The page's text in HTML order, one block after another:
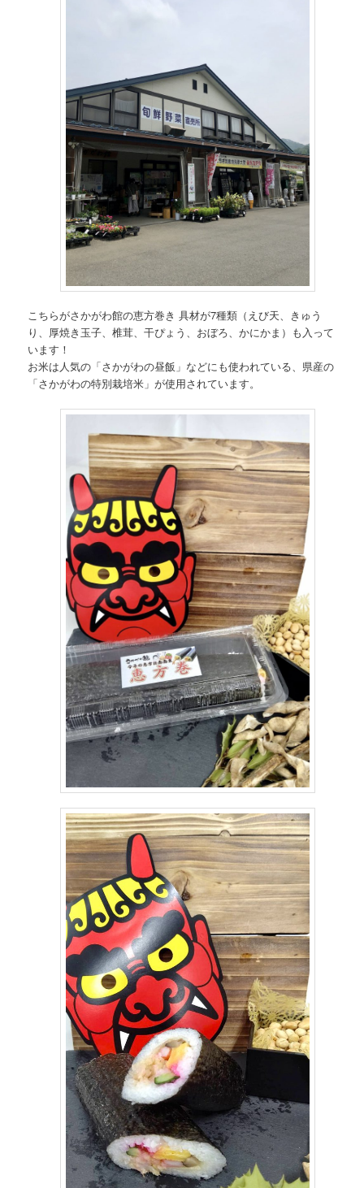
こちらがさかがわ館の恵方巻き 具材が7種類（えび天、きゅう
り、厚焼き玉子、椎茸、干ぴょう、おぼろ、かにかま）も入って
います！
お米は人気の「さかがわの昼飯」などにも使われている、県産の
「さかがわの特別栽培米」が使用されています。